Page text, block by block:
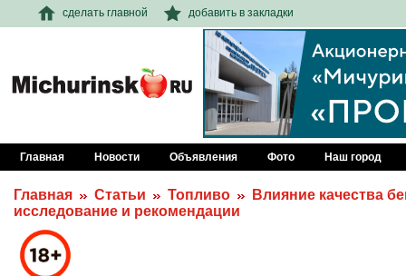
сделать главной добавить в закладки
Главная Новости Объявления Фото Наш город
Главная Статьи Топливо
Влияние качества
исследование и рекомендации